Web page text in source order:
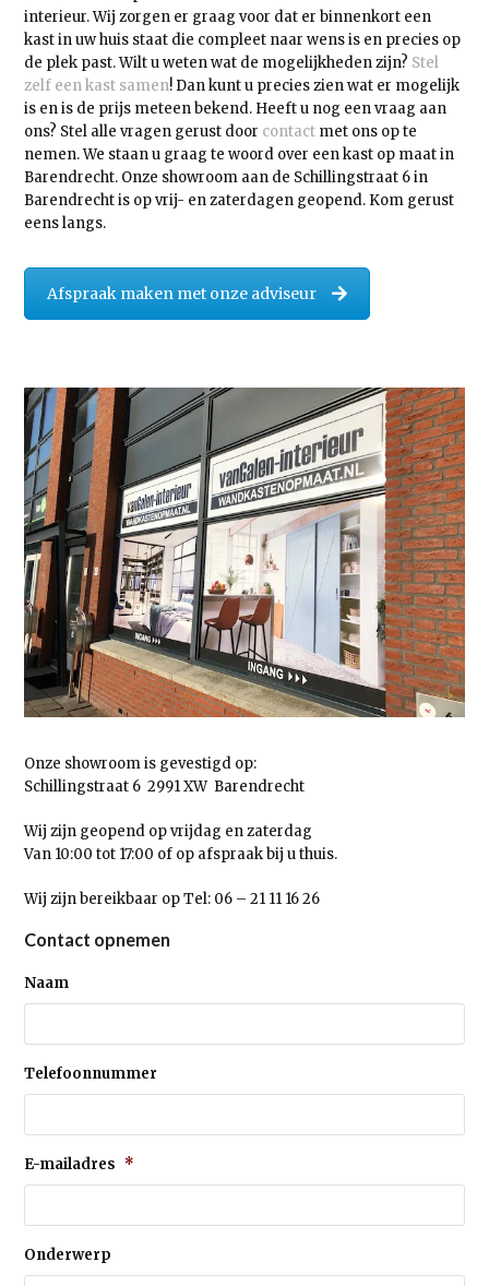
interieur. Wij zorgen er graag voor dat er binnenkort een
kast in uw huis staat die compleet naar wens is en precies op
de plek past. Wilt u weten wat de mogelijkheden zijn? Stel
zelf een kast samen! Dan kunt u precies zien wat er mogelijk
is en is de prijs meteen bekend. Heeft u nog een vraag aan
ons? Stel alle vragen gerust door contact met ons op te
nemen. We staan u graag te woord over een kast op maat in
Barendrecht. Onze showroom aan de Schillingstraat 6 in
Barendrecht is op vrij- en zaterdagen geopend. Kom gerust
eens langs.
Afspraak maken met onze adviseur
Onze showroom is gevestigd op:
Schillingstraat 6 2991 XW Barendrecht
Wij zijn geopend op vrijdag en zaterdag
Van 10:00 tot 17:00 of op afspraak bij u thuis.
Wij zijn bereikbaar op Tel: 06 – 21 11 16 26
Contact opnemen
Naam
Telefoonnummer
E-mailadres *
Onderwerp